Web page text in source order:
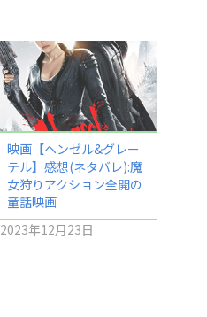
映画【ヘンゼル&グレー
テル】感想(ネタバレ):魔
女狩りアクション全開の
童話映画
2023年12月23日